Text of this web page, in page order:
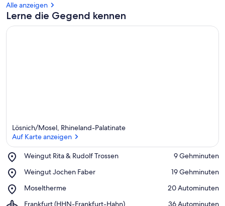
Alle anzeigen
Lerne die Gegend kennen
Lösnich/Mosel, Rhineland-Palatinate
Auf Karte anzeigen
Weingut Rita & Rudolf Trossen
Place,
Rita
Rudolf
Trossen
‪9 Gehminuten‬
Weingut Jochen Faber
Place,
Jochen
‪19 Gehminuten‬
Moseltherme
Place,
‪20 Autominuten‬
Frankfurt (HHN-Frankfurt-Hahn)
Airport,
‪36 Autominuten‬